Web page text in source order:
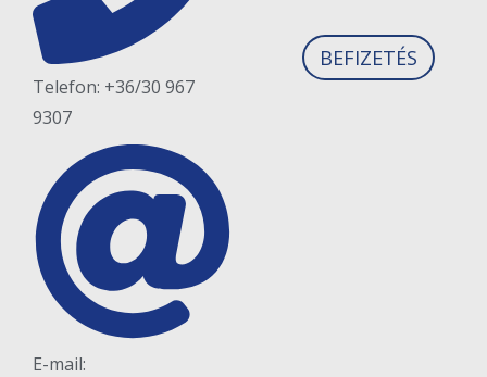
Telefon: +36/30 967
9307
E-mail:
BEFIZETÉS